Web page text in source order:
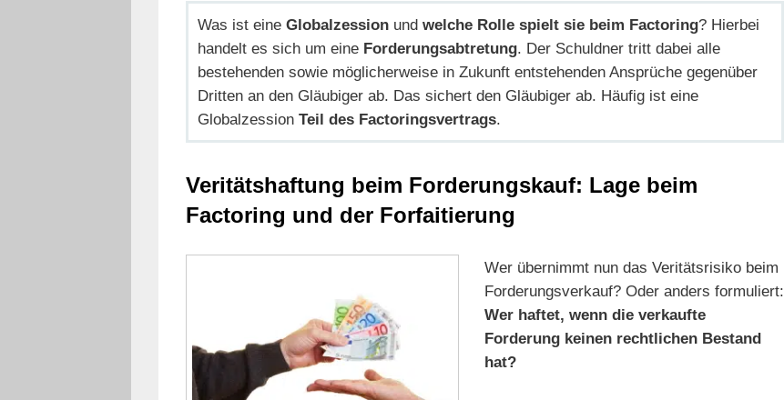
Was ist eine Globalzessionund welche Rolle spielt sie beim Factoring? Hierbei
handelt es sich um eine Forderungsabtretung. Der Schuldner tritt dabei alle
bestehenden sowie möglicherweise in Zukunft entstehenden Ansprüche gegenüber
Dritten an den Gläubiger ab. Das sichert den Gläubiger ab. Häufig ist eine
Globalzession Teil des Factoringsvertrags.
Veritätshaftung beim Forderungskauf: Lage beim
Factoring und der Forfaitierung
Wer übernimmt nun das Veritätsrisiko beim
Forderungsverkauf? Oder anders formuliert:
Wer haftet, wenn die verkaufte
Forderung keinen rechtlichen Bestand
hat?